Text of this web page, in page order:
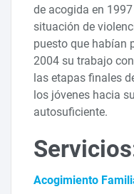
de acogida en
situación de
puesto que habían
2004 su trabajo
las etapas finales
los jóvenes hacia
autosuficiente.
Acogimiento